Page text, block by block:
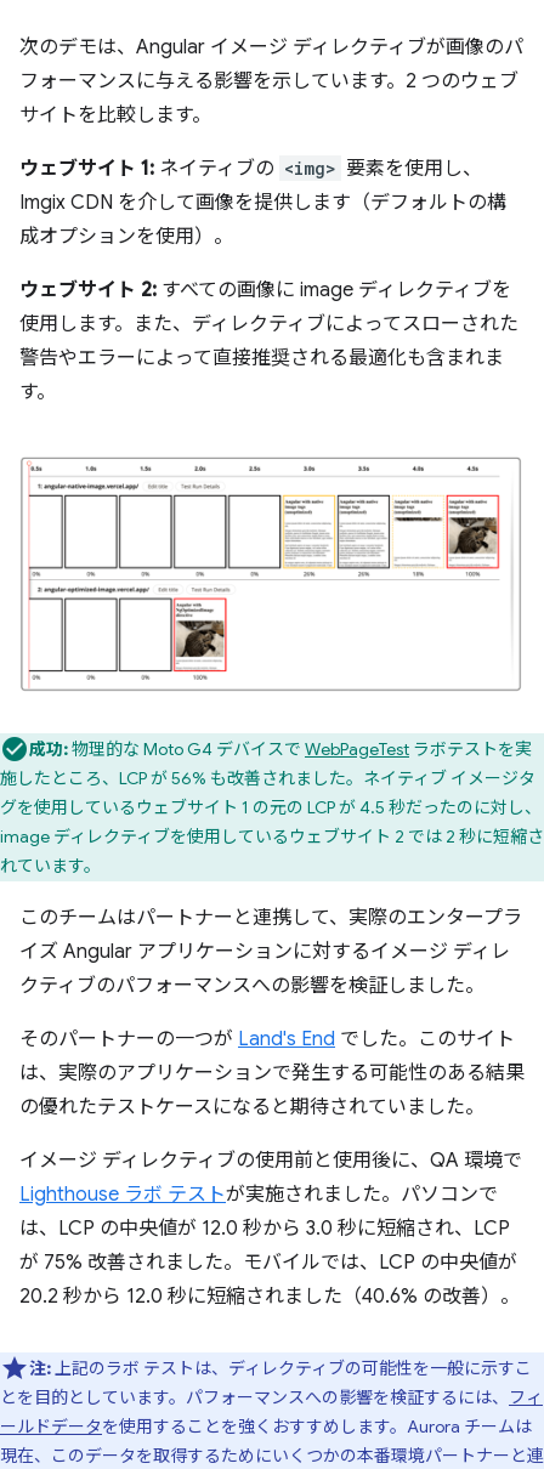
次のデモは、Angular イメージ ディレクティブが画像のパ
フォーマンスに与える影響を示しています。2 つのウェブ
サイトを比較します。
ウェブサイト 1: ネイティブの <img> 要素を使用し、
Imgix CDN を介して画像を提供します（デフォルトの構
成オプションを使用）。
ウェブサイト 2: すべての画像に image ディレクティブを
使用します。また、ディレクティブによってスローされた
警告やエラーによって直接推奨される最適化も含まれま
す。
成功:物理的な Moto G4 デバイスで WebPageTest ラボテストを実
施したところ、LCP が 56% も改善されました。ネイティブ イメージタ
グを使用しているウェブサイト 1 の元の LCP が 4.5 秒だったのに対し、
image ディレクティブを使用しているウェブサイト 2 では 2 秒に短縮さ
れています。
このチームはパートナーと連携して、実際のエンタープラ
イズ Angular アプリケーションに対するイメージ ディレ
クティブのパフォーマンスへの影響を検証しました。
そのパートナーの一つが Land's End でした。このサイト
は、実際のアプリケーションで発生する可能性のある結果
の優れたテストケースになると期待されていました。
イメージ ディレクティブの使用前と使用後に、QA 環境で
Lighthouse ラボ テストが実施されました。パソコンで
は、LCP の中央値が 12.0 秒から 3.0 秒に短縮され、LCP
が 75% 改善されました。モバイルでは、LCP の中央値が
20.2 秒から 12.0 秒に短縮されました（40.6% の改善）。
注:上記のラボ テストは、ディレクティブの可能性を一般に示すこ
とを目的としています。パフォーマンスへの影響を検証するには、
フィ
ールドデータを使用することを強くおすすめします。Aurora チームは
現在、このデータを取得するためにいくつかの本番環境パートナーと連